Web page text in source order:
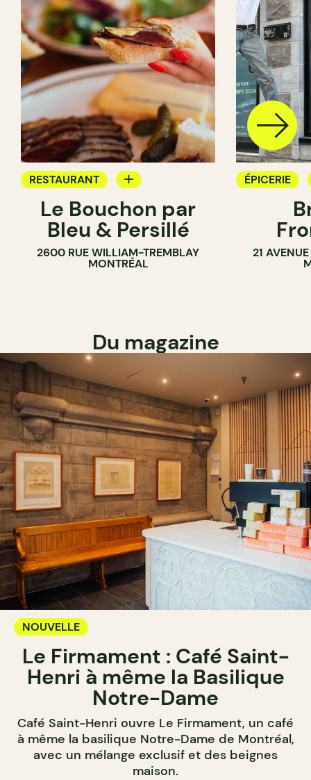
RESTAURANT
ÉPICERIE
COMPTOIR
SANDWICHERIE
Le Bouchon par
Bleu & Persillé
2600 RUE WILLIAM-TREMBLAY
MONTRÉAL
ÉPICERIE
21
Du magazine
NOUVELLE
Le Firmament : Café Saint-
Henri à même la Basilique
Notre-Dame
Café Saint-Henri ouvre Le Firmament, un café
à même la basilique Notre-Dame de Montréal,
avec un mélange exclusif et des beignes
maison.